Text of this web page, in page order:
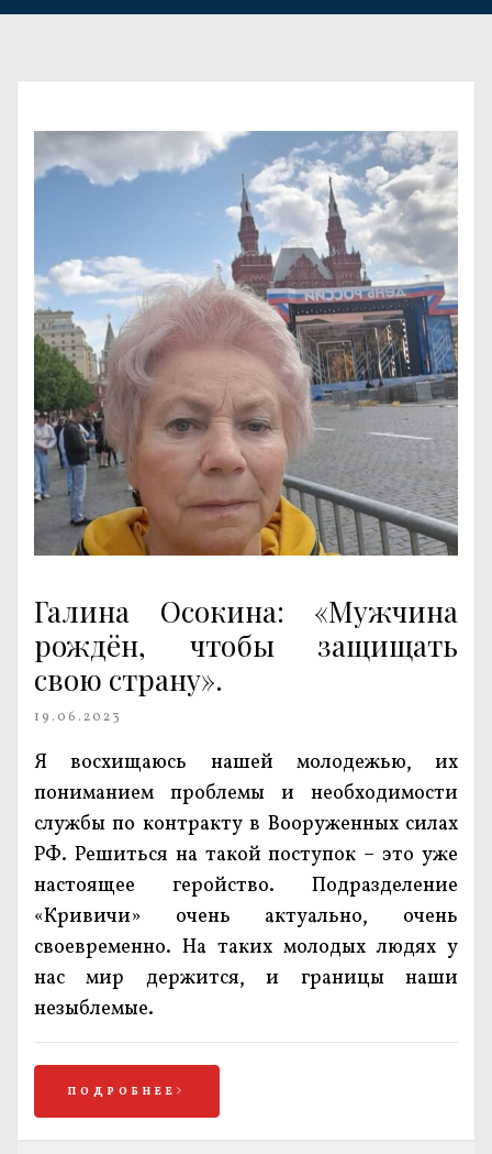
Галина Осокина: «Мужчина
рождён, чтобы защищать
свою страну».
19.06.2023
Я восхищаюсь нашей молодежью, их
пониманием проблемы и необходимости
службы по контракту в Вооруженных силах
РФ. Решиться на такой поступок – это уже
настоящее геройство. Подразделение
«Кривичи» очень актуально, очень
своевременно. На таких молодых людях у
нас мир держится, и границы наши
незыблемые.
ПОДРОБНЕЕ